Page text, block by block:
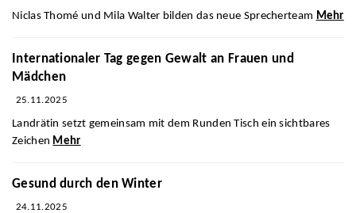
Niclas Thomé und Mila Walter bilden das neue Sprecherteam Mehr
Internationaler Tag gegen Gewalt an Frauen und
Mädchen
25.11.2025
Landrätin setzt gemeinsam mit dem Runden Tisch ein sichtbares
Zeichen Mehr
Gesund durch den Winter
24.11.2025